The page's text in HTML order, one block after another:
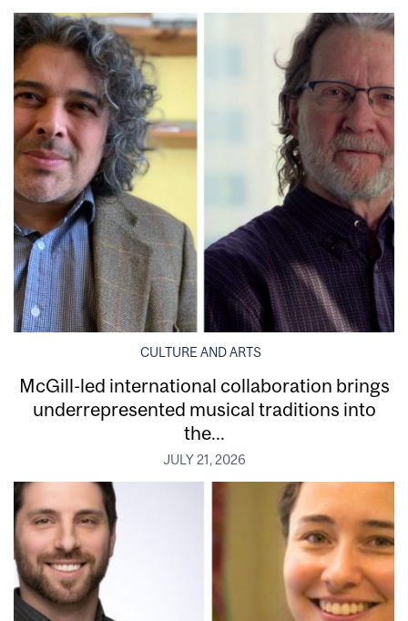
CULTURE AND ARTS
McGill-led international collaboration brings
underrepresented musical traditions into
the...
JULY 21, 2026